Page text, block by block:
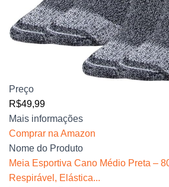
Preço
R$49,99
Mais informações
Comprar na Amazon
Nome do Produto
Meia Esportiva Cano Médio Preta –
Respirável, Elástica...